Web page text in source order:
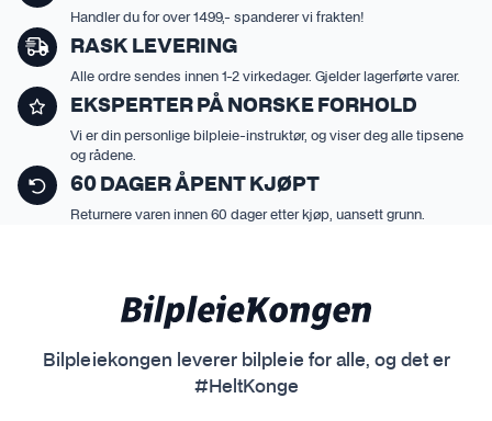
l
e
r
e
v
a
r
i
a
e
.
A
Handler du for over 1499,- spanderer vi frakten!
RASK LEVERING
Alle ordre sendes innen 1-2 virkedager. Gjelder lagerførte varer.
EKSPERTER PÅ NORSKE FORHOLD
Vi er din personlige bilpleie-instruktør, og viser deg alle tipsene
og rådene.
60 DAGER ÅPENT KJØPT
Returnere varen innen 60 dager etter kjøp, uansett grunn.
Bilpleiekongen leverer bilpleie for alle, og det er
#HeltKonge